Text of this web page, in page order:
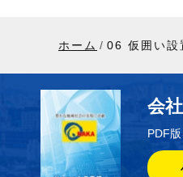
ホーム 06 仮囲い設
会
PDF